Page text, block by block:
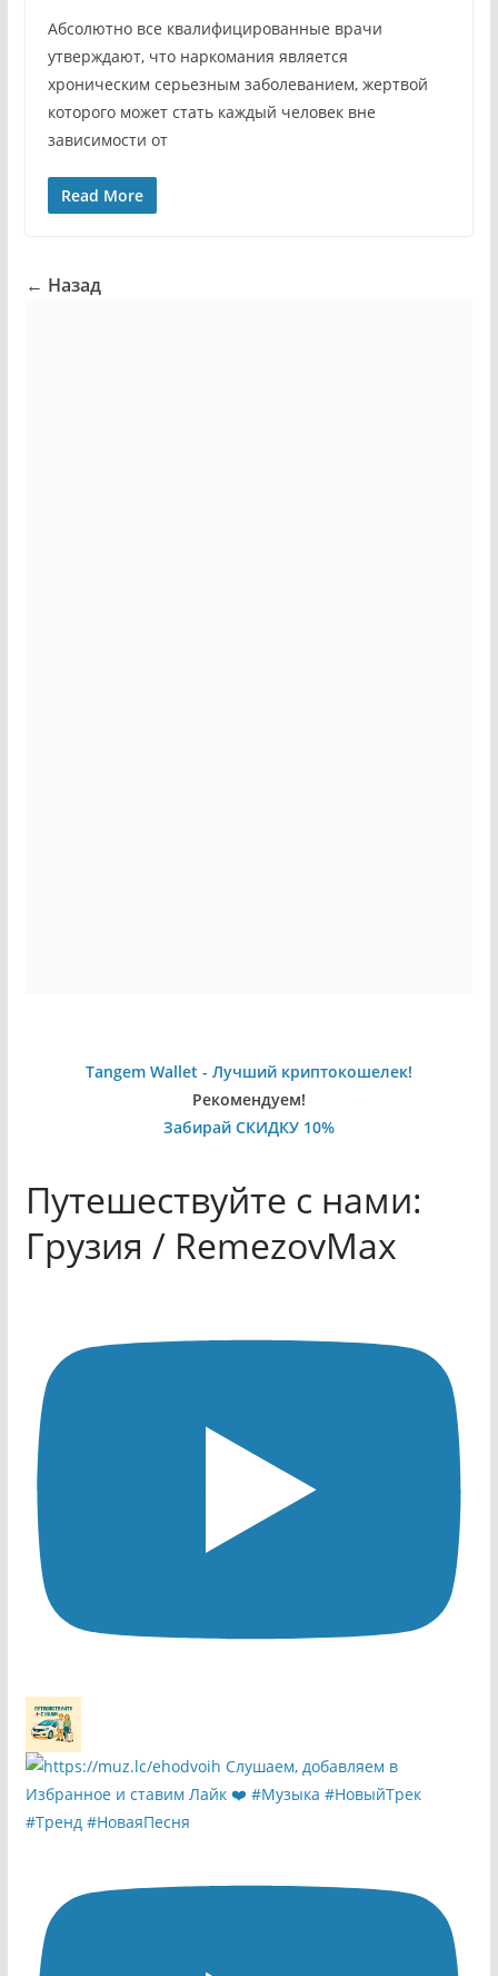
Абсолютно все квалифицированные врачи
утверждают, что наркомания является
хроническим серьезным заболеванием, жертвой
которого может стать каждый человек вне
зависимости от
Read More
← Назад
Tangem Wallet - Лучший криптокошелек!
Рекомендуем!
Забирай СКИДКУ 10%
Путешествуйте с нами:
Грузия / RemezovMax